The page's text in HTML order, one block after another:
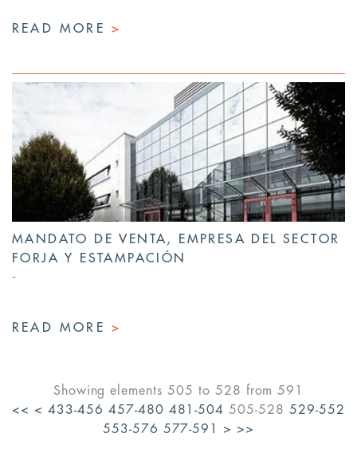
READ MORE >
MANDATO DE VENTA, EMPRESA DEL SECTOR
FORJA Y ESTAMPACIÓN
READ MORE >
Showing elements 505 to 528 from 591
<< < 433-456 457-480 481-504 505-528 529-552
553-576 577-591 > >>